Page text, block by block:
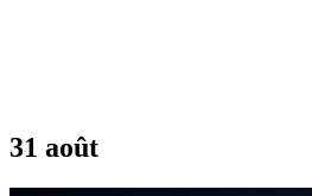
31 août